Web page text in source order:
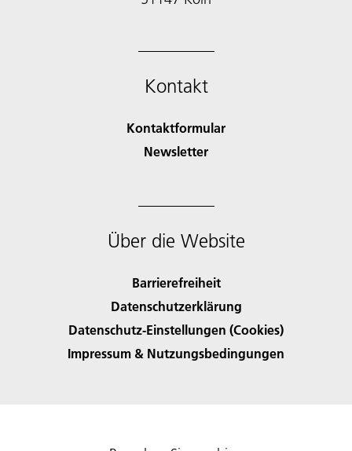
Kontakt
Kontaktformular
Newsletter
Über die Website
Barrierefreiheit
Datenschutzerklärung
Datenschutz-Einstellungen (Cookies)
Impressum & Nutzungsbedingungen